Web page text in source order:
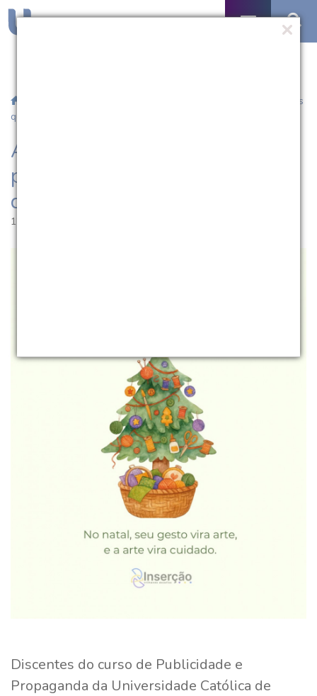
/ Acadêmicas da UCPel promovem campanha “Artes
que Curam”
Acadêmicas da UCPel
promovem campanha “Artes
que Curam”
12.12.2025 | 10:29
Discentes do curso de Publicidade e
Propaganda da Universidade Católica de